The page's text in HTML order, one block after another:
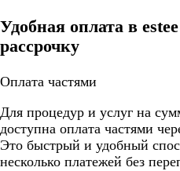
Удобная оплата в
рассрочку
Оплата частями
Для процедур и услуг на
доступна оплата частями
Это быстрый и удобный
несколько платежей без